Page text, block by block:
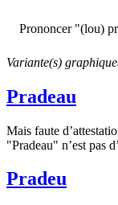
Prononcer "(lou)
Variante(s)
Pradeau
Mais faute
"Pradeau" n’est pas
Pradeu